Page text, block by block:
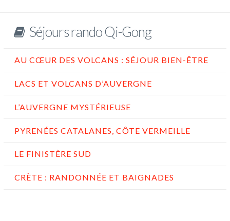
Séjours rando Qi-Gong
AU CŒUR DES VOLCANS : SÉJOUR BIEN-ÊTRE
LACS ET VOLCANS D’AUVERGNE
L’AUVERGNE MYSTÉRIEUSE
PYRENÉES CATALANES, CÔTE VERMEILLE
LE FINISTÈRE SUD
CRÈTE : RANDONNÉE ET BAIGNADES